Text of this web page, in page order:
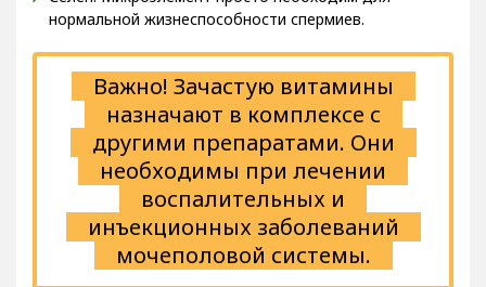
Селен. Микроэлемент просто необходим для
нормальной жизнеспособности спермиев.
Важно! Зачастую витамины
назначают в комплексе с
другими препаратами. Они
необходимы при лечении
воспалительных и
инъекционных заболеваний
мочеполовой системы.